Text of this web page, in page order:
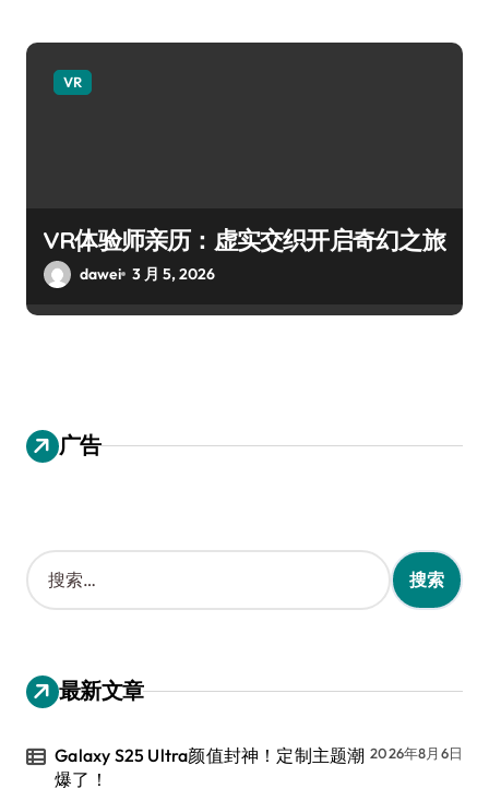
VR
VR体验师亲历：虚实交织开启奇幻之旅
dawei 3 月 5, 2026
广告
搜
索
：
最新文章
Galaxy S25 Ultra颜值封神！定制主题潮
爆了！
2026年8月6日